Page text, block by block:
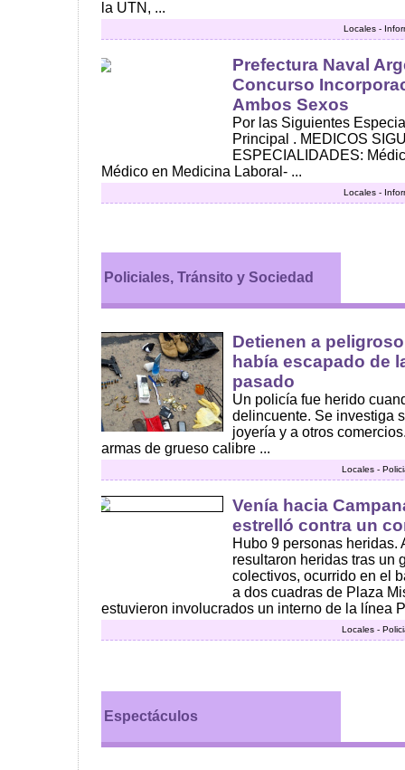
la UTN, ...
Locales -
Prefectura Naval
Concurso
Ambos Sexos
Por las Siguientes
Principal . MEDICOS
ESPECIALIDADES:
Médico en Medicina Laboral- ...
Locales -
Policiales, Tránsito y Sociedad
Detienen a
había escapado de
pasado
Un policía fue herido
delincuente. Se investiga
joyería y a otros
armas de grueso calibre ...
Locales -
Venía hacia
estrelló contra un
Hubo 9 personas heridas.
resultaron heridas tras un
colectivos, ocurrido en el
a dos cuadras de Plaza
estuvieron involucrados un interno de la línea
Locales -
Espectáculos